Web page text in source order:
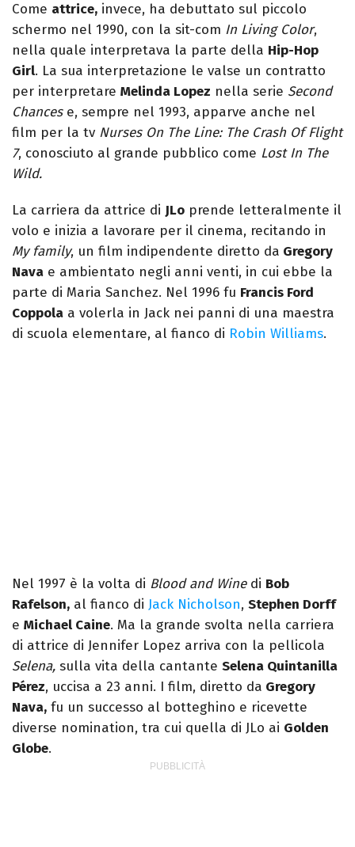
Come attrice, invece, ha debuttato sul piccolo
schermo nel 1990, con la sit-com In Living Color,
nella quale interpretava la parte della Hip-Hop
Girl. La sua interpretazione le valse un contratto
per interpretare Melinda Lopez nella serie Second
Chancese, sempre nel 1993, apparve anche nel
film per la tv Nurses On The Line: The Crash Of Flight
7, conosciuto al grande pubblico come Lost In The
Wild.
La carriera da attrice di JLo prende letteralmente il
volo e inizia a lavorare per il cinema, recitando in
My family, un film indipendente diretto da Gregory
Nava e ambientato negli anni venti, in cui ebbe la
parte di Maria Sanchez. Nel 1996 fu Francis Ford
Coppola a volerla in Jack nei panni di una maestra
di scuola elementare, al fianco di Robin Williams.
Nel 1997 è la volta di Blood and Winedi Bob
Rafelson, al fianco di Jack Nicholson, Stephen Dorff
e Michael Caine. Ma la grande svolta nella carriera
di attrice di Jennifer Lopez arriva con la pellicola
Selena, sulla vita della cantante Selena Quintanilla
Pérez, uccisa a 23 anni. I film, diretto da Gregory
Nava, fu un successo al botteghino e ricevette
diverse nomination, tra cui quella di JLo ai Golden
Globe.